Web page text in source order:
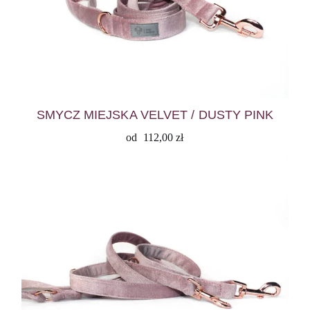
SMYCZ MIEJSKA VELVET / DUSTY PINK
od 112,00zł